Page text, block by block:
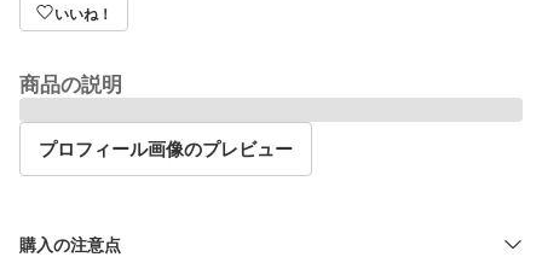
いいね！
商品の説明
プロフィール画像のプレビュー
購入の注意点